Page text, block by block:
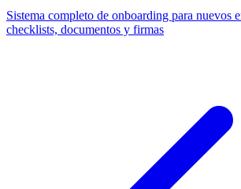
Sistema completo de onboarding para nuevos
checklists, documentos y firmas